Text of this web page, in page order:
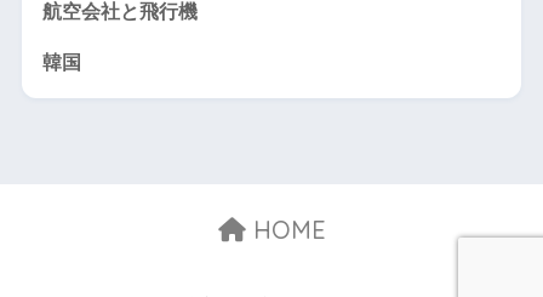
航空会社と飛行機
韓国
HOME